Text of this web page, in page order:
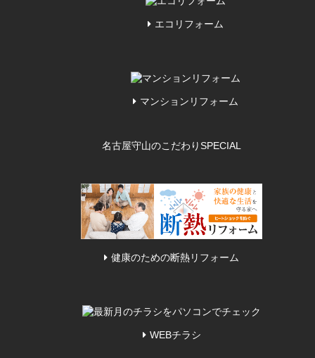
エコリフォーム
マンションリフォーム
名古屋守山のこだわりSPECIAL
健康のための断熱リフォーム
WEBチラシ